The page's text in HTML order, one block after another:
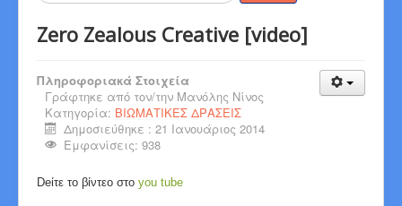
Zero Zealous Creative [video]
Πληροφοριακά Στοιχεία
Γράφτηκε από τον/την Μανόλης Νίνος
Κατηγορία: ΒΙΩΜΑΤΙΚΕΣ ΔΡΑΣΕΙΣ
Δημοσιεύθηκε : 21 Ιανουάριος 2014
Εμφανίσεις: 938
Deίτε το βίντεο στο you tube